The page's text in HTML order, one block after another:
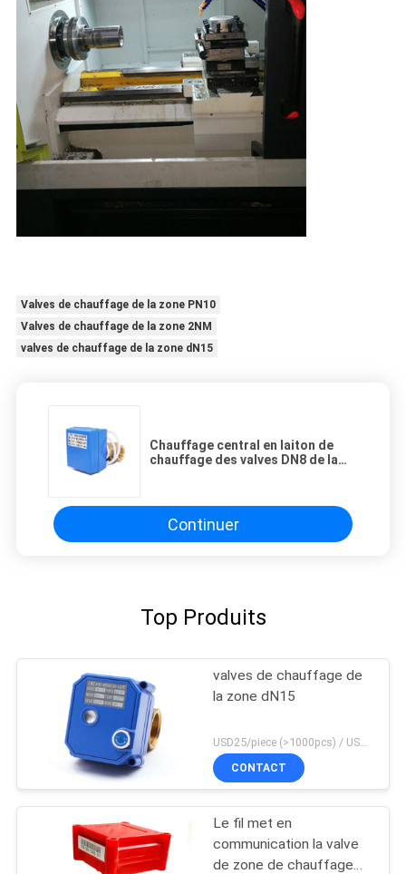
Valves de chauffage de la zone PN10
Valves de chauffage de la zone 2NM
valves de chauffage de la zone dN15
Chauffage central en laiton de
chauffage des valves DN8 de la
Continuer
Top Produits
valves de chauffage de
la zone dN15
CONTACT
Le fil met en
communication la valve
de zone de chauffage